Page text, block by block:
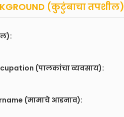
(कुटुंबाचा तपशील)
(पालकांचा व्यवसाय):
(मामाचे आडनाव):